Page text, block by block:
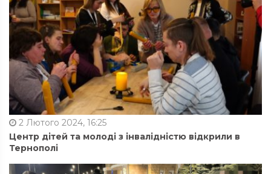
2 Лютого 2024, 16:25
Центр дітей та молоді з інвалідністю відкрили в
Тернополі